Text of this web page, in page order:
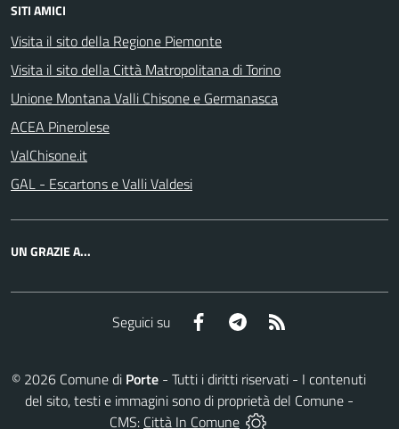
SITI AMICI
Visita il sito della Regione Piemonte
Visita il sito della Città Matropolitana di Torino
Unione Montana Valli Chisone e Germanasca
ACEA Pinerolese
ValChisone.it
GAL - Escartons e Valli Valdesi
UN GRAZIE A...
Seguici su Facebook Telegram
© 2026 Comune di Porte - Tutti i diritti riservati - I contenuti
del sito, testi e immagini sono di proprietà del Comune -
CMS: Città In Comune